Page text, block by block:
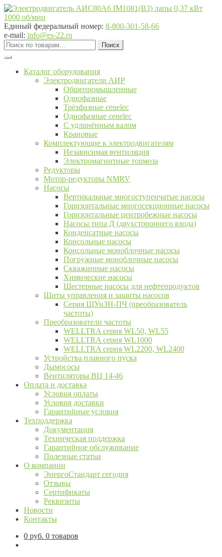
Перейти
к
навигации
Перейти
к
содержимому
Единый федеральный номер: 8-800-301-58-66
e-mail: info@es-22.ru
Искать:
Поиск
Каталог оборудования
Электродвигатели АИР
Общепромышленные
Однофазные
Трёхфазные cenelec
Однофазные cenelec
С удлинённым валом
Крановые
Комплектующие к электродвигателям
Независимая вентиляция
Электромагнитные тормоза
Редукторы
Мотор-редукторы NMRV
Насосы
Вертикальные многоступенчатые насосы
Горизонтальные многосекционные насосы
Горизонтальные центробежные насосы
Насосы типа Д (двухстороннего входа)
Конденсатные насосы
Консольные насосы
Консольные моноблочные насосы
Погружные моноблочные насосы
Скважинные насосы
Химические насосы
Шестерные насосы для нефтепродуктов
Щиты управления и защиты насосов
Серия ЩУиЗН-ПЧ (преобразователь
частоты)
Преобразователи частоты
WELLTRA cерия WL50, WL55
WELLTRA cерия WL1000
WELLTRA серия WL2200, WL2400
Устройства плавного пуска
Дымососы
Вентиляторы ВЦ 14-46
Оплата и доставка
Условия оплаты
Условия доставки
Гарантийные условия
Техподдержка
Документация
Техническая поддержка
Гарантийное обслуживание
Полезные статьи
О компании
ЭнергоСтандарт сегодня
Отзывы
Сертификаты
Реквизиты
Новости
Контакты
0 руб. 0 товаров